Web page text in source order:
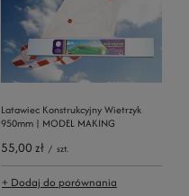
Latawiec Konstrukcyjny Wietrzyk
950mm | MODEL MAKING
55,00 zł / szt.
+ Dodaj do porównania